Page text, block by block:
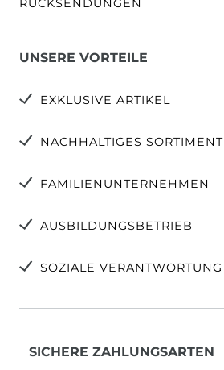
RÜCKSENDUNGEN
UNSERE VORTEILE
EXKLUSIVE ARTIKEL
NACHHALTIGES SORTIMENT
FAMILIENUNTERNEHMEN
AUSBILDUNGSBETRIEB
SOZIALE VERANTWORTUNG
SICHERE ZAHLUNGSARTEN